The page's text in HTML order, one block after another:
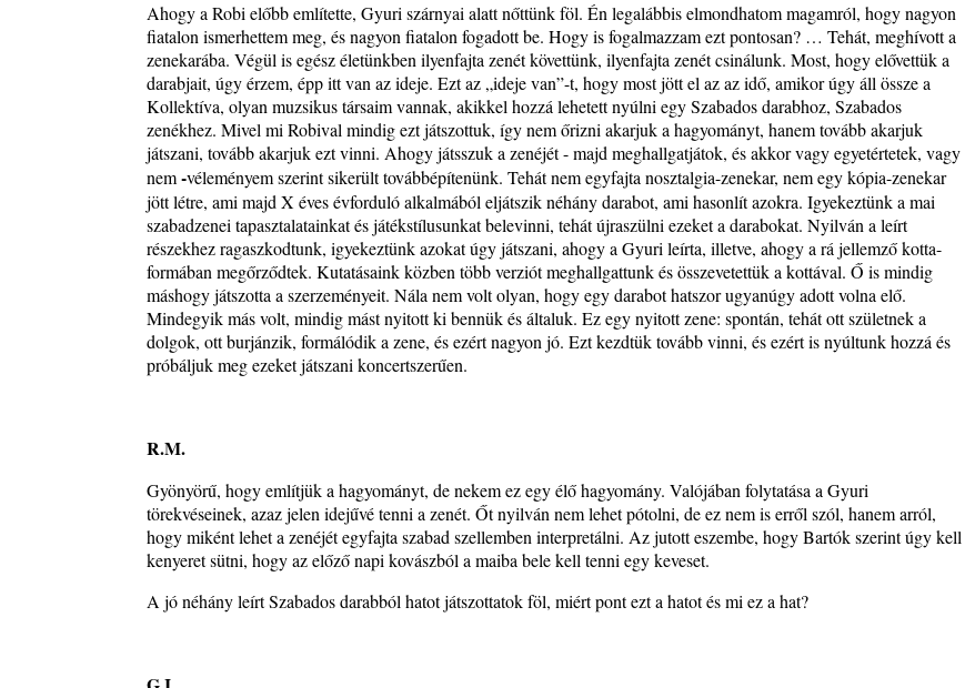
Ahogy a Robi előbb említette, Gyuri szárnyai alatt nőttünk föl. Én legalábbis elmondhatom magamról, hogy nagyon
fiatalon ismerhettem meg, és nagyon fiatalon fogadott be. Hogy is fogalmazzam ezt pontosan? … Tehát, meghívott a
zenekarába. Végül is egész életünkben ilyenfajta zenét követtünk, ilyenfajta zenét csinálunk. Most, hogy elővettük a
darabjait, úgy érzem, épp itt van az ideje. Ezt az „ideje van”-t, hogy most jött el az az idő, amikor úgy áll össze a
Kollektíva, olyan muzsikus társaim vannak, akikkel hozzá lehetett nyúlni egy Szabados darabhoz, Szabados
zenékhez. Mivel mi Robival mindig ezt játszottuk, így nem őrizni akarjuk a hagyományt, hanem tovább akarjuk
játszani, tovább akarjuk ezt vinni. Ahogy játsszuk a zenéjét - majd meghallgatjátok, és akkor vagy egyetértetek, vagy
nem-véleményem szerint sikerült továbbépítenünk. Tehát nem egyfajta nosztalgia-zenekar, nem egy kópia-zenekar
jött létre, ami majd X éves évforduló alkalmából eljátszik néhány darabot, ami hasonlít azokra. Igyekeztünk a mai
szabadzenei tapasztalatainkat és játékstílusunkat belevinni, tehát újraszülni ezeket a darabokat. Nyilván a leírt
részekhez ragaszkodtunk, igyekeztünk azokat úgy játszani, ahogy a Gyuri leírta, illetve, ahogy a rá jellemző kotta-
formában megőrződtek. Kutatásaink közben több verziót meghallgattunk és összevetettük a kottával. Ő is mindig
máshogy játszotta a szerzeményeit. Nála nem volt olyan, hogy egy darabot hatszor ugyanúgy adott volna elő.
Mindegyik más volt, mindig mást nyitott ki bennük és általuk. Ez egy nyitott zene: spontán, tehát ott születnek a
dolgok, ott burjánzik, formálódik a zene, és ezért nagyon jó. Ezt kezdtük tovább vinni, és ezért is nyúltunk hozzá és
próbáljuk meg ezeket játszani koncertszerűen.
R.M.
Gyönyörű, hogy említjük a hagyományt, de nekem ez egy élő hagyomány. Valójában folytatása a Gyuri
törekvéseinek, azaz jelen idejűvé tenni a zenét. Őt nyilván nem lehet pótolni, de ez nem is erről szól, hanem arról,
hogy miként lehet a zenéjét egyfajta szabad szellemben interpretálni. Az jutott eszembe, hogy Bartók szerint úgy kell
kenyeret sütni, hogy az előző napi kovászból a maiba bele kell tenni egy keveset.
A jó néhány leírt Szabados darabból hatot játszottatok föl, miért pont ezt a hatot és mi ez a hat?